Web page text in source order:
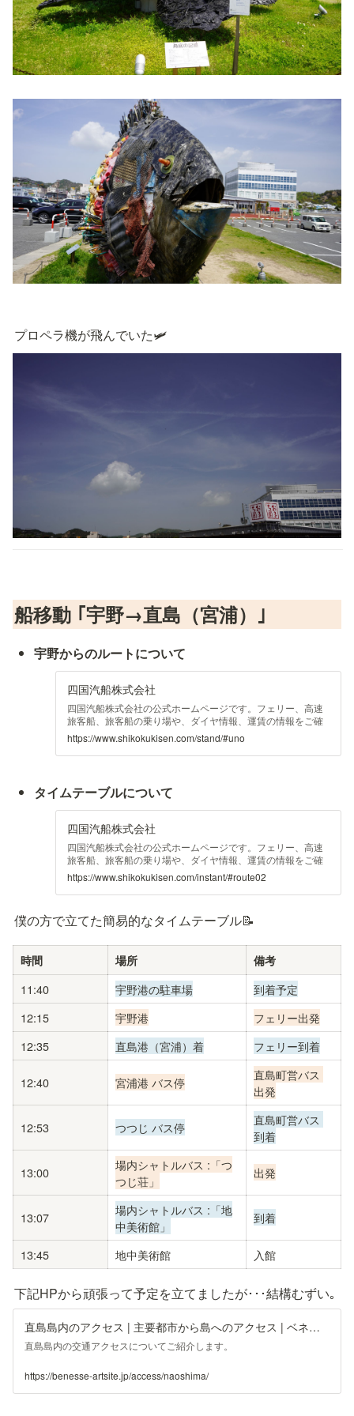
プロペラ機が飛んでいた🛩️
船移動 ｢宇野→直島（宮浦）｣
宇野からのルートについて
四国汽船株式会社
四国汽船株式会社の公式ホームページです。フェリー、高速
旅客船、旅客船の乗り場や、ダイヤ情報、運賃の情報をご確
認いただけます。
https://www.shikokukisen.com/stand/#uno
タイムテーブルについて
四国汽船株式会社
四国汽船株式会社の公式ホームページです。フェリー、高速
旅客船、旅客船の乗り場や、ダイヤ情報、運賃の情報をご確
認いただけます。
https://www.shikokukisen.com/instant/#route02
僕の方で立てた簡易的なタイムテーブル📝
時間 場所 備考
11:40 宇野港の駐車場
到着予定
12:15
宇野港
フェリー出発
12:35
直島港（宮浦）着 フェリー到着
12:40 宮浦港 バス停
直島町営バス
出発
12:53 つつじ バス停
直島町営バス
到着
13:00
場内シャトルバス :「つ
つじ荘」
出発
13:07
場内シャトルバス :「地
中美術館」
到着
13:45 地中美術館 入館
下記HPから頑張って予定を立てましたが･･･結構むずい｡
直島島内のアクセス | 主要都市から島へのアクセス | ベネッセアートサイト直島
直島島内の交通アクセスについてご紹介します。
https://benesse-artsite.jp/access/naoshima/